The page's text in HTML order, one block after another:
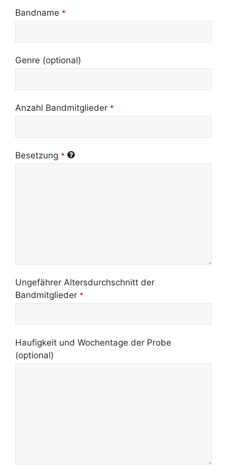
Bandname *
Genre (optional)
Anzahl Bandmitglieder *
Besetzung *
Ungefährer Altersdurchschnitt der
Bandmitglieder *
Haufigkeit und Wochentage der Probe
(optional)